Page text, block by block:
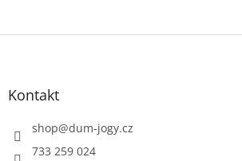
Z
Kontakt
shop@dum-jogy.cz
733 259 024